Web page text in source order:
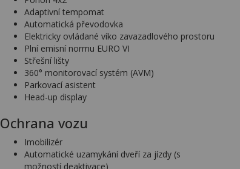
Adaptivní tempomat
Automatická převodovka
Elektricky ovládané víko zavazadlového prostoru
Plní emisní normu EURO VI
Střešní lišty
360° monitorovací systém (AVM)
Parkovací asistent
Head-up display
Ochrana vozu
Imobilizér
Automatické uzamykání dveří za jízdy (s
možností deaktivace)